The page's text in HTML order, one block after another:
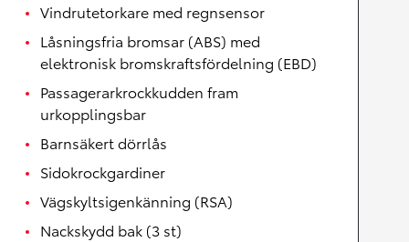
Vindrutetorkare med regnsensor
Låsningsfria bromsar (ABS) med
elektronisk bromskraftsfördelning (EBD)
Passagerarkrockkudden fram
urkopplingsbar
Barnsäkert dörrlås
Sidokrockgardiner
Vägskyltsigenkänning (RSA)
Nackskydd bak (3 st)